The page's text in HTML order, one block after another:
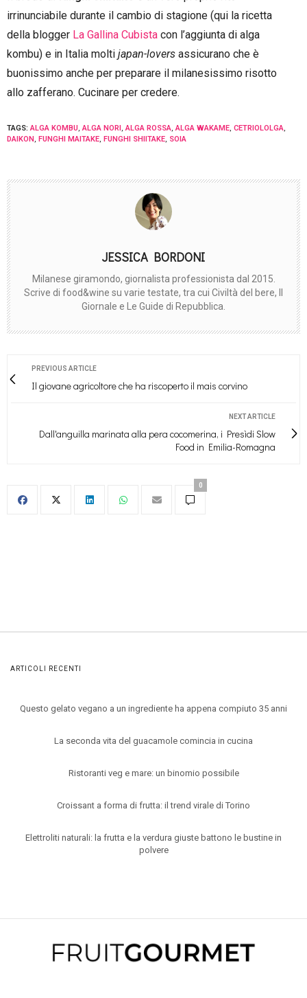
irrinunciabile durante il cambio di stagione (qui la ricetta
della blogger La Gallina Cubista con l’aggiunta di alga
kombu) e in Italia molti japan-lovers assicurano che è
buonissimo anche per preparare il milanesissimo risotto
allo zafferano. Cucinare per credere.
TAGS: ALGA KOMBU,ALGA NORI ,ALGA ROSSA,ALGA WAKAME, CETRIOLOLGA,
DAIKON , FUNGHI MAITAKE, FUNGHI SHIITAKE, SOIA
JESSICA BORDONI
Milanese giramondo, giornalista professionista dal 2015.
Scrive di food&wine su varie testate, tra cui Civiltà del bere, Il
Giornale e Le Guide di Repubblica.
PREVIOUS ARTICLE
Il giovane agricoltore che ha riscoperto il mais corvino
NEXT ARTICLE
Dall'anguilla marinata alla pera cocomerina, i Presìdi Slow
Food in Emilia-Romagna
0
ARTICOLI RECENTI
Questo gelato vegano a un ingrediente ha appena compiuto 35 anni
La seconda vita del guacamole comincia in cucina
Ristoranti veg e mare: un binomio possibile
Croissant a forma di frutta: il trend virale di Torino
Elettroliti naturali: la frutta e la verdura giuste battono le bustine in
polvere